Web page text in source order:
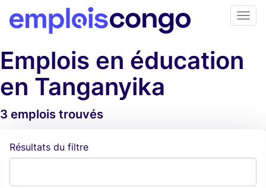
Emplois en éducation
en Tanganyika
3 emplois trouvés
Résultats du filtre